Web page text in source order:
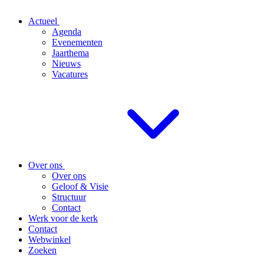
Actueel
Agenda
Evenementen
Jaarthema
Nieuws
Vacatures
Over ons
Over ons
Geloof & Visie
Structuur
Contact
Werk voor de kerk
Contact
Webwinkel
Zoeken